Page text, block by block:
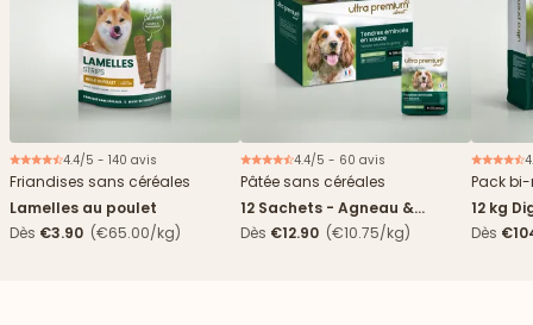
4.4/5 - 140 avis
Friandises sans céréales
Lamelles au poulet
Dès €3.90 (€65.00/kg)
4.4/5 - 60 avis
Pâtée sans céréales
12 Sachets - Agneau &
haricots verts
Dès €12.90 (€10.75/kg)
Pack
12 kg
boîtes
Dès